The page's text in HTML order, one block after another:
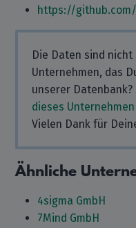
https://
Die Daten sind
Unternehmen, das
unserer Datenbank?
dieses Unternehmen
Vielen Dank für
Ähnliche
4sigma GmbH
7Mind GmbH